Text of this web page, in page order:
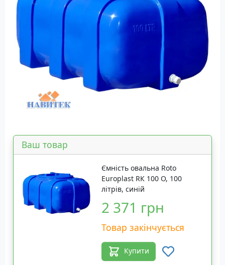
Ваш товар
Ємність овальна Roto
Europlast RК 100 О, 100
літрів, синій
2 371 грн
Товар закінчується
Купити